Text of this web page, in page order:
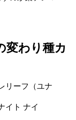
変わり種カ
イト ナイ